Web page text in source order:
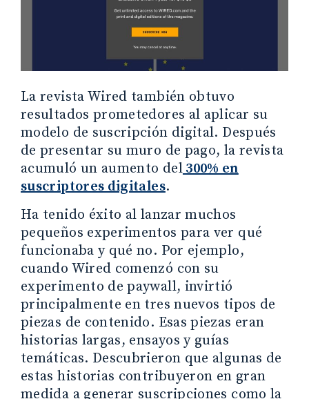
La revista Wired también obtuvo
resultados prometedores al aplicar su
modelo de suscripción digital. Después
de presentar su muro de pago, la revista
acumuló un aumento del300% en
suscriptores digitales.
Ha tenido éxito al lanzar muchos
pequeños experimentos para ver qué
funcionaba y qué no. Por ejemplo,
cuando Wired comenzó con su
experimento de paywall, invirtió
principalmente en tres nuevos tipos de
piezas de contenido. Esas piezas eran
historias largas, ensayos y guías
temáticas. Descubrieron que algunas de
estas historias contribuyeron en gran
medida a generar suscripciones como la